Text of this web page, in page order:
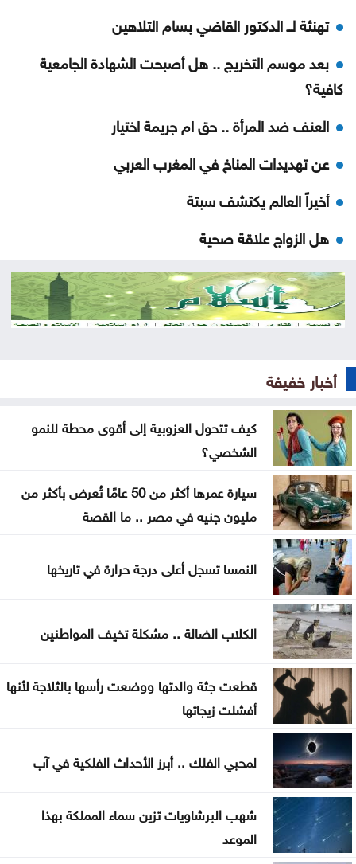
تهنئة لــ الدكتور القاضي بسام التلاهين
بعد موسم التخريج .. هل أصبحت الشهادة الجامعية
كافية؟
العنف ضد المرأة .. حق ام جريمة اختيار
عن تهديدات المناخ في المغرب العربي
أخيراً العالم يكتشف سبتة
هل الزواج علاقة صحية
من كريم خان إلى بيدرو سانشيز… كلفة الوقوف مع
فلسطين
دراسة حديثة: التحدث بأكثر من لغة يبطئ الشيخوخة
البيولوجية للدماغ
لا تغيير على موعد العودة للمدارس
تركيا والسعودية وباكستان تعتزم توقيع اتفاقية دفاع
مشترك
أميركية وإسرائيلية مضيق هرمز
ترامب يوقع أمرا تنفيذيا يهدف لتقييد حق اكتساب
الجنسية الأميركية بالولادة
هجمات حوثية
أخبار خفيفة
كيف تتحول العزوبية إلى أقوى محطة للنمو
الشخصي؟
سيارة عمرها أكثر من 50 عامًا تُعرض بأكثر من
مليون جنيه في مصر .. ما القصة
النمسا تسجل أعلى درجة حرارة في تاريخها
الكلاب الضالة .. مشكلة تخيف المواطنين
قطعت جثة والدتها ووضعت رأسها بالثلاجة لأنها
أفشلت زيجاتها
لمحبي الفلك .. أبرز الأحداث الفلكية في آب
شهب البرشاويات تزين سماء المملكة بهذا
الموعد